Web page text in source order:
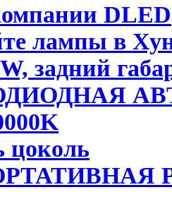
DLED
лампы в
задний
цоколь